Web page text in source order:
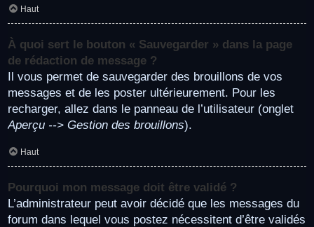
Haut
À quoi sert le bouton « Sauvegarder » dans la page
de rédaction de message ?
Il vous permet de sauvegarder des brouillons de vos
messages et de les poster ultérieurement. Pour les
recharger, allez dans le panneau de l’utilisateur (onglet
Aperçu --> Gestion des brouillons).
Haut
Pourquoi mon message doit être validé ?
L’administrateur peut avoir décidé que les messages du
forum dans lequel vous postez nécessitent d’être validés